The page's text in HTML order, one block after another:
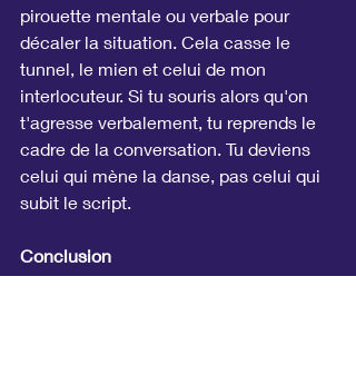
pirouette mentale ou verbale pour
décaler la situation. Cela casse le
tunnel, le mien et celui de mon
interlocuteur. Si tu souris alors qu'on
t'agresse verbalement, tu reprends le
cadre de la conversation. Tu deviens
celui qui mène la danse, pas celui qui
subit le script.
Conclusion
La gestion de l’effet tunnel demande